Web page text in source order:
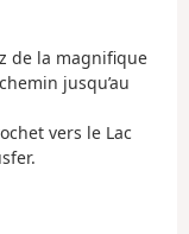
de la magnifique
jusqu’au
vers le Lac